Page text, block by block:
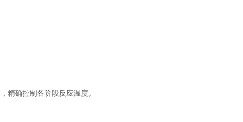
精确控制各阶段反应温度。